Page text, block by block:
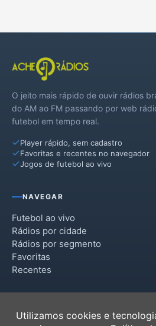
O jeito mais rápido de ouvir rádios
do AM ao FM passando por web
futebol em tempo real.
Player rápido, sem cadastro
Favoritas e recentes no navegador
Jogos de futebol ao vivo
NAVEGAR
Futebol ao vivo
Rádios por cidade
Rádios por segmento
Favoritas
Recentes
Utilizamos cookies e